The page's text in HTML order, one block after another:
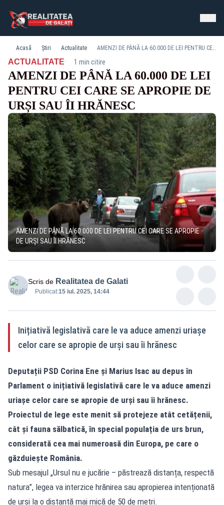
Acasă Știri Actualitate AMENZI DE PÂNĂ LA 60.000 DE LEI PENTRU CEI CARE SE APROPIE DE URȘI SAU ÎI HRĂNESC
ACTUALITATE· 1 min citire
AMENZI DE PÂNĂ LA 60.000 DE LEI
PENTRU CEI CARE SE APROPIE DE
URȘI SAU ÎI HRĂNESC
AMENZI DE PÂNĂ LA 60.000 DE LEI PENTRU CEI CARE SE APROPIE
DE URȘI SAU ÎI HRĂNESC
Scris de Realitatea de Galati
Publicat:15 iul. 2025, 14:44
Inițiativă legislativă care le va aduce amenzi uriașe
celor care se apropie de urși sau îi hrănesc
Deputații PSD Corina Ene și Marius Isac au depus în
Parlament o inițiativă legislativă care le va aduce amenzi
uriașe celor care se apropie de urși sau îi hrănesc.
Proiectul de lege este menit să protejeze atât cetățenii,
cât și fauna sălbatică, în special populația de urs brun,
considerată cea mai numeroasă din Europa, pe care o
găzduiește România.
Sub mesajul „Ursul nu e jucărie – păstrează distanța, respectă
natura”, legea va interzice hrănirea sau apropierea intenționată
de urși la o distanță mai mică de 50 de metri.